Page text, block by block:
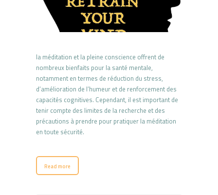
la méditation et la pleine conscience offrent de
nombreux bienfaits pour la santé mentale,
notamment en termes de réduction du stress,
d’amélioration de l’humeur et de renforcement des
capacités cognitives. Cependant, il est important de
tenir compte des limites de la recherche et des
précautions à prendre pour pratiquer la méditation
en toute sécurité.
Read more